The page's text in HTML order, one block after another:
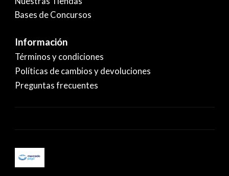
Bases de Concursos
Información
Términos y condiciones
Políticas de cambios y devoluciones
Preguntas frecuentes